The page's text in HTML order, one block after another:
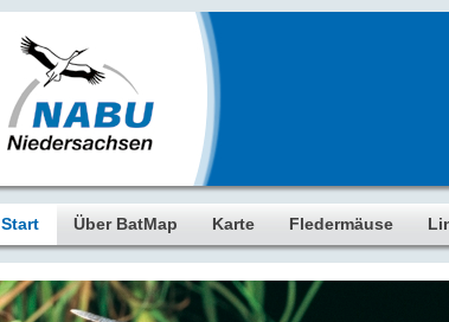
Start Über BatMap Karte Fledermäuse